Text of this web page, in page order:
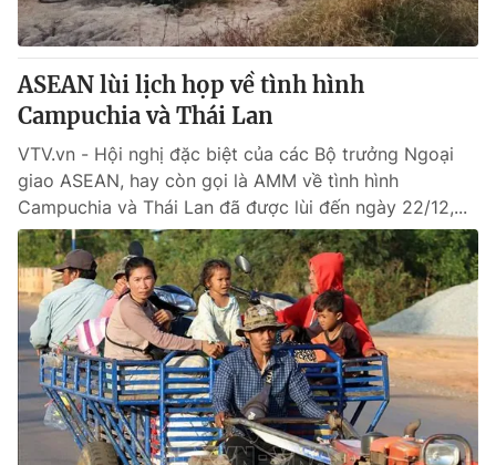
ASEAN lùi lịch họp về tình hình
Campuchia và Thái Lan
VTV.vn - Hội nghị đặc biệt của các Bộ trưởng Ngoại
giao ASEAN, hay còn gọi là AMM về tình hình
Campuchia và Thái Lan đã được lùi đến ngày 22/12,...